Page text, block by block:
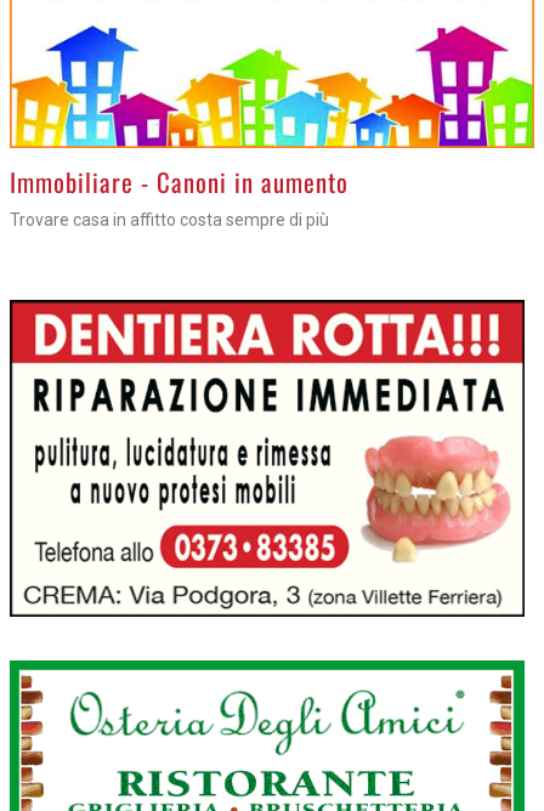
>Immobiliare - Canoni in aumento
Trovare casa in affitto costa sempre di più